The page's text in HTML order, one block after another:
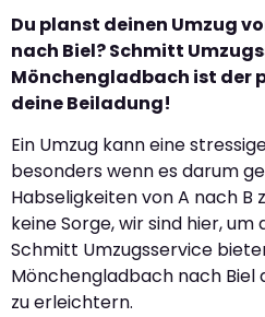
Du planst deinen Umzug
nach Biel? Schmitt
Mönchengladbach ist der
deine Beiladung!
Ein Umzug kann eine
besonders wenn es darum
Habseligkeiten von A nach
keine Sorge, wir sind hier, um
Schmitt Umzugsservice
Mönchengladbach nach Biel
zu erleichtern.